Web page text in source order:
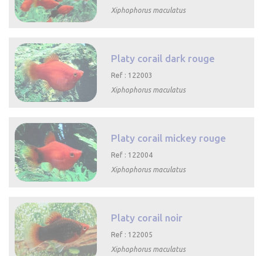
Xiphophorus maculatus
Platy corail dark rouge
Ref : 122003
Xiphophorus maculatus
Platy corail mickey rouge
Ref : 122004
Xiphophorus maculatus
Platy corail noir
Ref : 122005
Xiphophorus maculatus